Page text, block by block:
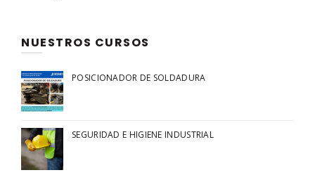
NUESTROS CURSOS
POSICIONADOR DE SOLDADURA
SEGURIDAD E HIGIENE INDUSTRIAL